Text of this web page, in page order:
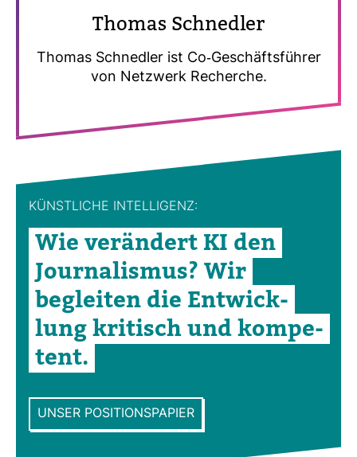
Thomas Schnedler
Thomas Schnedler ist Co-​Geschäfts­führer
von Netz­werk Recherche.
KÜNST­LICHE INTEL­LI­GENZ:
Wie ver­än­dert KI den
Jour­na­lismus? Wir
begleiten die Ent­wick­
lung kri­tisch und kom­pe­
tent.
UNSER POSITIONSPAPIER